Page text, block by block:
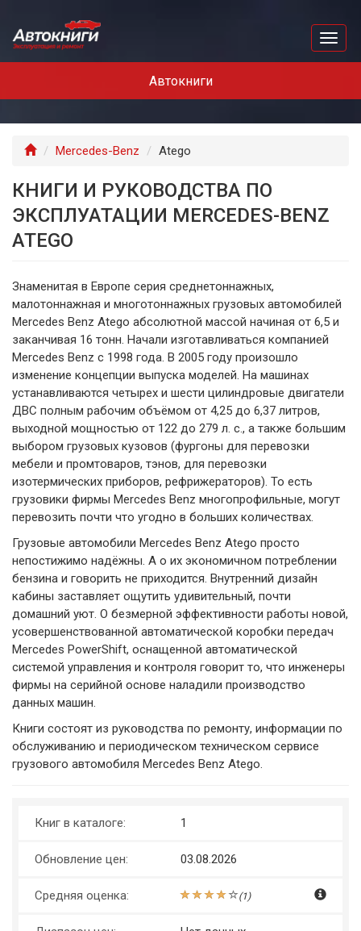
Автокниги
ГлавнаяMercedes-Benz Atego
КНИГИ И РУКОВОДСТВА ПО
ЭКСПЛУАТАЦИИ MERCEDES-BENZ
ATEGO
Знаменитая в Европе серия среднетоннажных,
малотоннажная и многотоннажных грузовых автомобилей
Mercedes Benz Atego абсолютной массой начиная от 6,5 и
заканчивая 16 тонн. Начали изготавливаться компанией
Mercedes Benz с 1998 года. В 2005 году произошло
изменение концепции выпуска моделей. На машинах
устанавливаются четырех и шести цилиндровые двигатели
ДВС полным рабочим объёмом от 4,25 до 6,37 литров,
выходной мощностью от 122 до 279 л. с., а также большим
выбором грузовых кузовов (фургоны для перевозки
мебели и промтоваров, тэнов, для перевозки
изотермических приборов, рефрижераторов). То есть
грузовики фирмы Mercedes Benz многопрофильные, могут
перевозить почти что угодно в больших количествах.
Грузовые автомобили Mercedes Benz Atego просто
непостижимо надёжны. А о их экономичном потреблении
бензина и говорить не приходится. Внутренний дизайн
кабины заставляет ощутить удивительный, почти
домашний уют. О безмерной эффективности работы новой,
усовершенствованной автоматической коробки передач
Mercedes PowerShift, оснащенной автоматической
системой управления и контроля говорит то, что инженеры
фирмы на серийной основе наладили производство
данных машин.
Книги состоят из руководства по ремонту, информации по
обслуживанию и периодическом техническом сервисе
грузового автомобиля Mercedes Benz Atego.
Книг в каталоге: 1
Обновление цен: 03.08.2026
Средняя оценка: (1)